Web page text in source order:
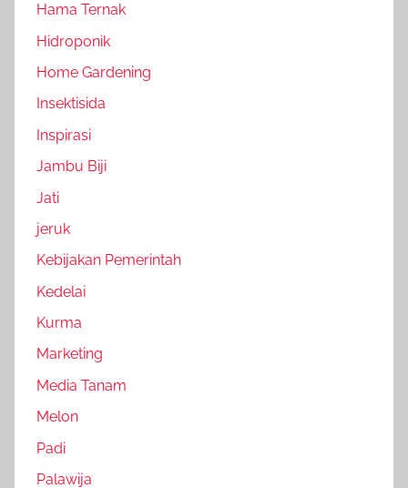
Hama Ternak
Hidroponik
Home Gardening
Insektisida
Inspirasi
Jambu Biji
Jati
jeruk
Kebijakan Pemerintah
Kedelai
Kurma
Marketing
Media Tanam
Melon
Padi
Palawija